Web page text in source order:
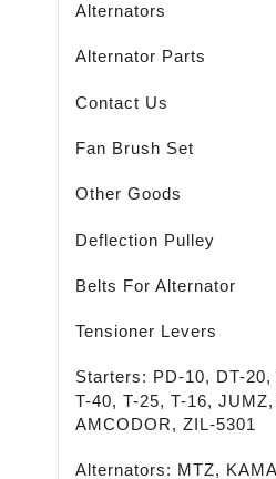
Alternators
Alternator Parts
Contact Us
Fan Brush Set
Other Goods
Deflection Pulley
Belts For Alternator
Tensioner Levers
Starters: PD-10, DT-20,
T-40, T-25, T-16, JUMZ,
AMCODOR, ZIL-5301
Alternators: MTZ,